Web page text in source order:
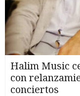
Halim Music
con
conciertos